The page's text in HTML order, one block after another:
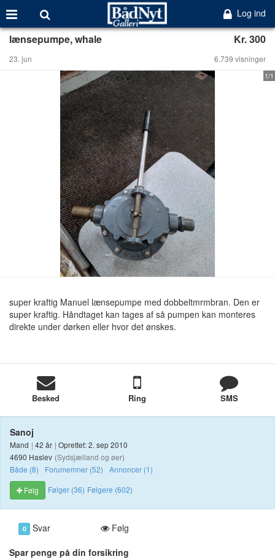
Log ind
lænsepumpe, whale Kr. 300
23. jun 6.739 visninger
1/1
super kraftig Manuel lænsepumpe med dobbeltmrmbran. Den er
super kraftig. Håndtaget kan tages af så pumpen kan monteres
direkte under dørken eller hvor det ønskes.
Besked Ring SMS
Sanoj
Mand | 42 år | Oprettet: 2. sep 2010
4690 Haslev (Sydsjælland og øer)
Både (8)
Forumemner (52)
Annoncer (1)
Følg
Følger (36) Følgere (602)
0 Svar
Følg
Spar penge på din forsikring